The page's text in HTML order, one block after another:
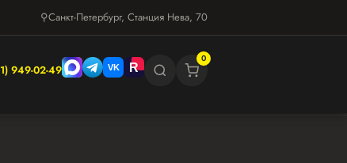
⚲Санкт-Петербург, Станция Нева, 70
949-02-49
0